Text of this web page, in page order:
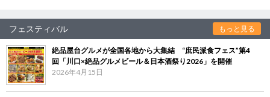
フェスティバル もっと見る
絶品屋台グルメが全国各地から大集結 “庶民派食フェス”第4
回「川口×絶品グルメビール＆日本酒祭り2026」を開催
2026年4月15日